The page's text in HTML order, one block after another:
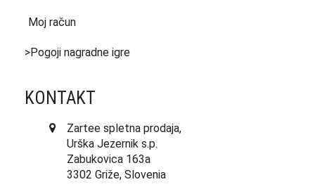
Moj račun
>Pogoji nagradne igre
KONTAKT
Zartee spletna prodaja,
Urška Jezernik s.p.
Zabukovica 163a
3302 Griže, Slovenia